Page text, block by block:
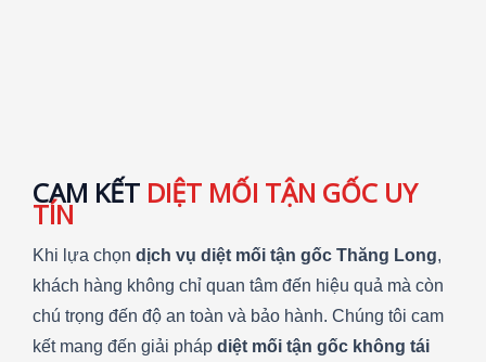
CAM KẾT DIỆT MỐI TẬN GỐC UY
TÍN
Khi lựa chọn dịch vụ diệt mối tận gốc Thăng Long,
khách hàng không chỉ quan tâm đến hiệu quả mà còn
chú trọng đến độ an toàn và bảo hành. Chúng tôi cam
kết mang đến giải pháp diệt mối tận gốc không tái